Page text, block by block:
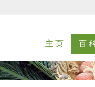
主 页(current)
百